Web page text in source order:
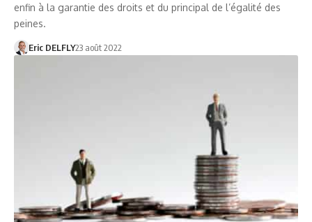
enfin à la garantie des droits et du principal de l’égalité des
peines.
Eric DELFLY23 août 2022